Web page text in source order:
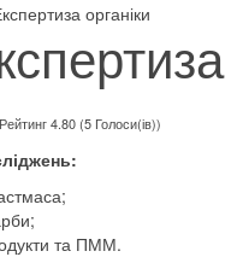
органіки
Рейтинг 4.80 (5 Голоси(ів))
та ПММ.